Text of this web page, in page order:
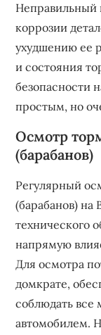
Неправильный
коррозии
ухудшению ее
и состояния
безопасности
простым, но
Осмотр
(барабанов)
Регулярный
(барабанов) на
технического
напрямую
Для осмотра
домкрате,
соблюдать все
автомобилем.